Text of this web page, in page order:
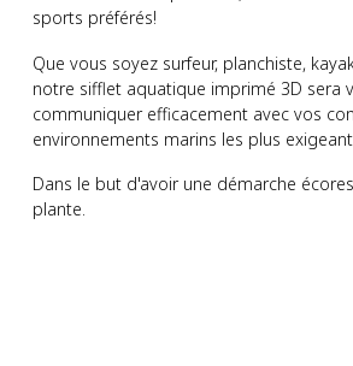
sports préférés!
Que vous soyez surfeur, planchiste,
notre sifflet aquatique imprimé 3D
communiquer efficacement avec vos
environnements marins les plus
Dans le but d'avoir une démarche
plante.